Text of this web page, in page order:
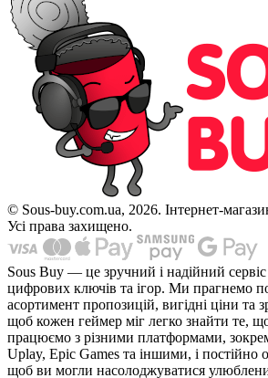
© Sous-buy.com.ua, 2026. Інтернет-
Усі права захищено.
Sous Buy — це зручний і надійний сервіс
цифрових ключів та ігор. Ми прагнемо
асортимент пропозицій, вигідні ціни та
щоб кожен геймер міг легко знайти те,
працюємо з різними платформами,
Uplay, Epic Games та іншими, і постійно
щоб ви могли насолоджуватися